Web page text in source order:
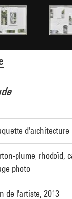
d'architecture
plume, rhodoïd,
photo
de l'artiste, 2013
Meguerditchian - Centre